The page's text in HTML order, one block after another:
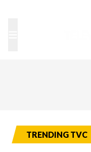
TRENDING TVC